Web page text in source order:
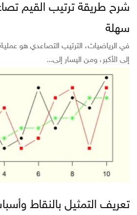
شرح طريقة ترتيب القيم
سهلة
في الرياضيات، الترتيب التصاعدي هو
إلى الأكبر، ومن اليسار إلى...
تعريف التمثيل بالنقاط